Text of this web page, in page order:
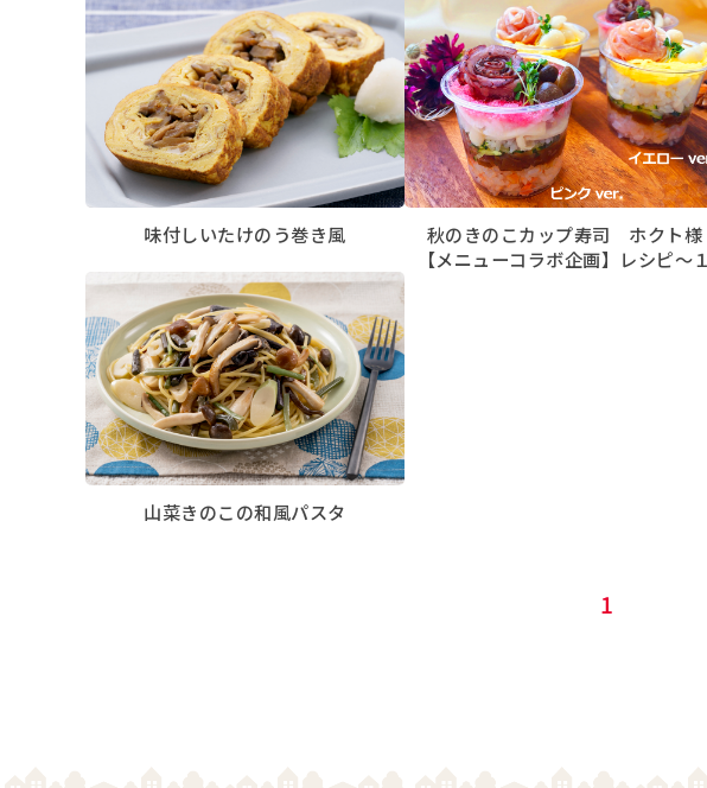
味付しいたけのう巻き風
秋のきのこカップ寿司 ホクト様
【メニューコラボ企画】レシピ～１
山菜きのこの和風パスタ
1